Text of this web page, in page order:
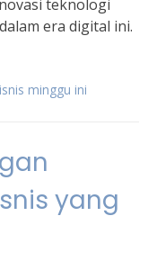
teknologi
era digital ini.
minggu ini
yang